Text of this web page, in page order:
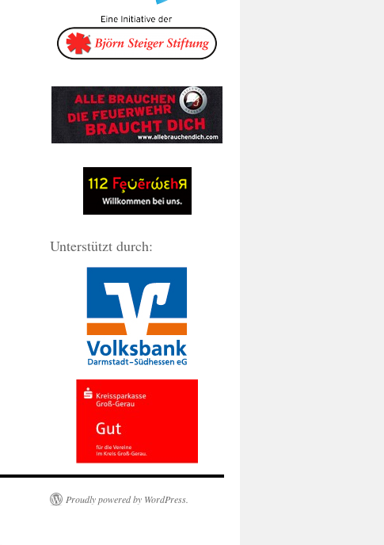
Unterstützt durch:
Proudly powered by WordPress.